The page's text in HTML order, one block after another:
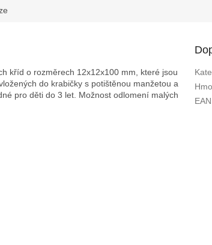
kříd o rozměrech 12x12x100 mm, které jsou
do krabičky s potištěnou manžetou a
pro děti do 3 let. Možnost odlomení malých
EAN